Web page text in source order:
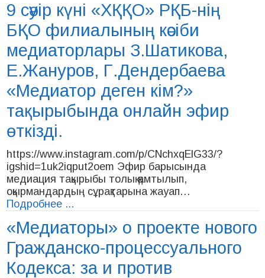
КОНТАКТЫ
9 сәуір күні «ХҚҚО» РҚБ-нің
БҚО филиалының кәсіби
медиаторлары З.Шатикова,
Е.Жануров, Г.Дендербаева
«Медиатор деген кім?»
тақырыбында онлайн эфир
өткізді.
https://www.instagram.com/p/CNchxqElG33/?
igshid=1uk2iqput2oem Эфир барысында
медиация тақырыбы толық қамтылып,
оқырмандардың сұрақтарына жауап…
Подробнее ...
«Медиаторы» о проекте нового
Гражданско-процессуального
Кодекса: за и против